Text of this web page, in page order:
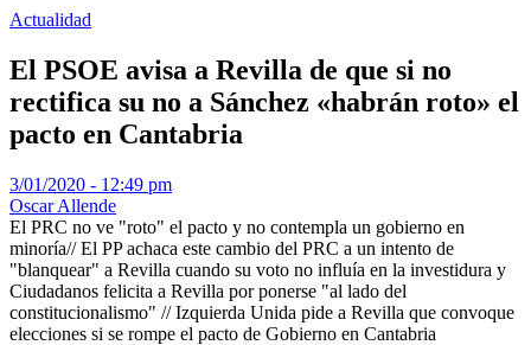
Actualidad
El PSOE avisa a Revilla de que si no
rectifica su no a Sánchez «habrán roto» el
pacto en Cantabria
3/01/2020 - 12:49 pm
Oscar Allende
El PRC no ve "roto" el pacto y no contempla un gobierno en
minoría// El PP achaca este cambio del PRC a un intento de
"blanquear" a Revilla cuando su voto no influía en la investidura y
Ciudadanos felicita a Revilla por ponerse "al lado del
constitucionalismo" // Izquierda Unida pide a Revilla que convoque
elecciones si se rompe el pacto de Gobierno en Cantabria